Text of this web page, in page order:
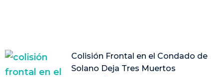
Colisión Frontal en el Condado de
Solano Deja Tres Muertos